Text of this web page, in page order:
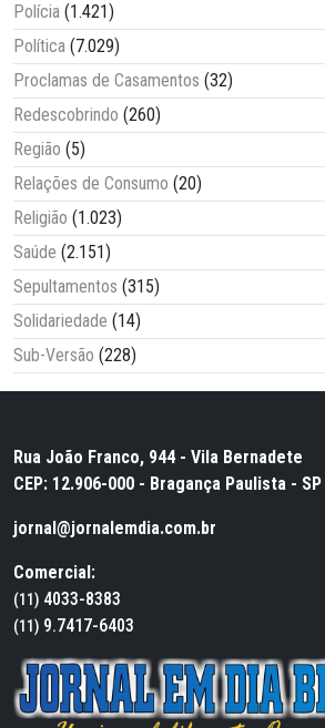
Polícia (1.421)
Política (7.029)
Proclamas de Casamentos (32)
Redescobrindo (260)
Região (5)
Relações de Consumo (20)
Religião (1.023)
Saúde (2.151)
Sepultamentos (315)
Solidariedade (14)
Sub-Versão (228)
Rua João Franco, 944 - Vila Bernadete
CEP: 12.906-000 - Bragança Paulista - SP
jornal@jornalemdia.com.br
Comercial:
(11) 4033-8383
(11) 9.7417-6403